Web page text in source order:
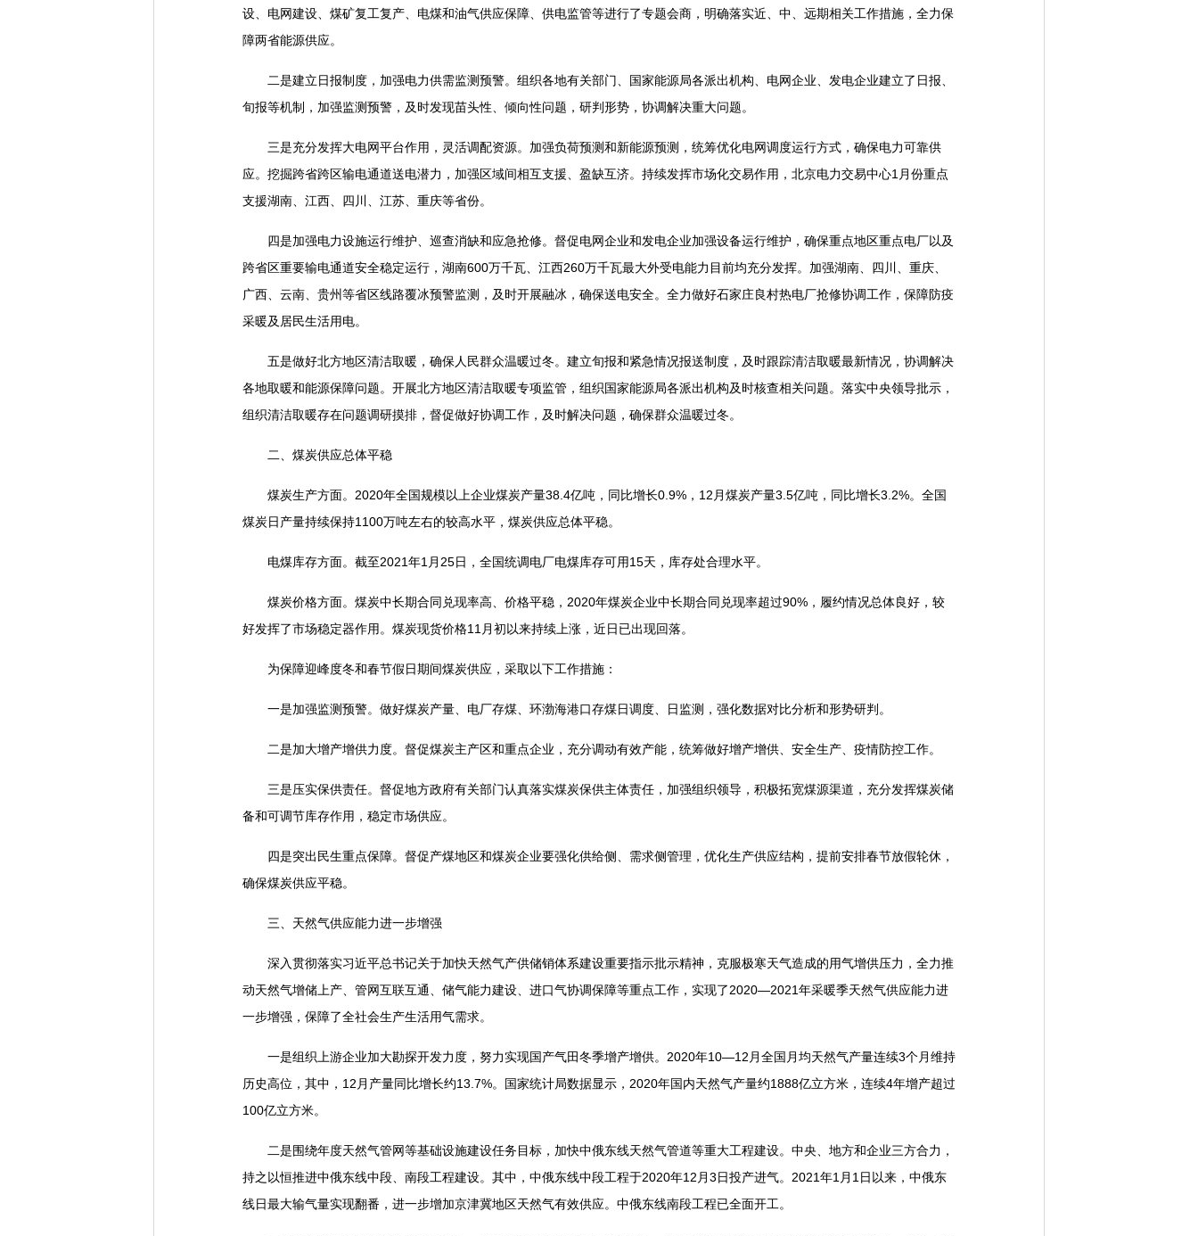
设、电网建设、煤矿复工复产、电煤和油气供应保障、供电监管等进行了专题会商，明确落实近、中、远期相关工作措施，全力保
障两省能源供应。
二是建立日报制度，加强电力供需监测预警。组织各地有关部门、国家能源局各派出机构、电网企业、发电企业建立了日报、
旬报等机制，加强监测预警，及时发现苗头性、倾向性问题，研判形势，协调解决重大问题。
三是充分发挥大电网平台作用，灵活调配资源。加强负荷预测和新能源预测，统筹优化电网调度运行方式，确保电力可靠供
应。挖掘跨省跨区输电通道送电潜力，加强区域间相互支援、盈缺互济。持续发挥市场化交易作用，北京电力交易中心1月份重点
支援湖南、江西、四川、江苏、重庆等省份。
四是加强电力设施运行维护、巡查消缺和应急抢修。督促电网企业和发电企业加强设备运行维护，确保重点地区重点电厂以及
跨省区重要输电通道安全稳定运行，湖南600万千瓦、江西260万千瓦最大外受电能力目前均充分发挥。加强湖南、四川、重庆、
广西、云南、贵州等省区线路覆冰预警监测，及时开展融冰，确保送电安全。全力做好石家庄良村热电厂抢修协调工作，保障防疫
采暖及居民生活用电。
五是做好北方地区清洁取暖，确保人民群众温暖过冬。建立旬报和紧急情况报送制度，及时跟踪清洁取暖最新情况，协调解决
各地取暖和能源保障问题。开展北方地区清洁取暖专项监管，组织国家能源局各派出机构及时核查相关问题。落实中央领导批示，
组织清洁取暖存在问题调研摸排，督促做好协调工作，及时解决问题，确保群众温暖过冬。
二、煤炭供应总体平稳
煤炭生产方面。2020年全国规模以上企业煤炭产量38.4亿吨，同比增长0.9%，12月煤炭产量3.5亿吨，同比增长3.2%。全国
煤炭日产量持续保持1100万吨左右的较高水平，煤炭供应总体平稳。
电煤库存方面。截至2021年1月25日，全国统调电厂电煤库存可用15天，库存处合理水平。
煤炭价格方面。煤炭中长期合同兑现率高、价格平稳，2020年煤炭企业中长期合同兑现率超过90%，履约情况总体良好，较
好发挥了市场稳定器作用。煤炭现货价格11月初以来持续上涨，近日已出现回落。
为保障迎峰度冬和春节假日期间煤炭供应，采取以下工作措施：
一是加强监测预警。做好煤炭产量、电厂存煤、环渤海港口存煤日调度、日监测，强化数据对比分析和形势研判。
二是加大增产增供力度。督促煤炭主产区和重点企业，充分调动有效产能，统筹做好增产增供、安全生产、疫情防控工作。
三是压实保供责任。督促地方政府有关部门认真落实煤炭保供主体责任，加强组织领导，积极拓宽煤源渠道，充分发挥煤炭储
备和可调节库存作用，稳定市场供应。
四是突出民生重点保障。督促产煤地区和煤炭企业要强化供给侧、需求侧管理，优化生产供应结构，提前安排春节放假轮休，
确保煤炭供应平稳。
三、天然气供应能力进一步增强
深入贯彻落实习近平总书记关于加快天然气产供储销体系建设重要指示批示精神，克服极寒天气造成的用气增供压力，全力推
动天然气增储上产、管网互联互通、储气能力建设、进口气协调保障等重点工作，实现了2020—2021年采暖季天然气供应能力进
一步增强，保障了全社会生产生活用气需求。
一是组织上游企业加大勘探开发力度，努力实现国产气田冬季增产增供。2020年10—12月全国月均天然气产量连续3个月维持
历史高位，其中，12月产量同比增长约13.7%。国家统计局数据显示，2020年国内天然气产量约1888亿立方米，连续4年增产超过
100亿立方米。
二是围绕年度天然气管网等基础设施建设任务目标，加快中俄东线天然气管道等重大工程建设。中央、地方和企业三方合力，
持之以恒推进中俄东线中段、南段工程建设。其中，中俄东线中段工程于2020年12月3日投产进气。2021年1月1日以来，中俄东
线日最大输气量实现翻番，进一步增加京津冀地区天然气有效供应。中俄东线南段工程已全面开工。